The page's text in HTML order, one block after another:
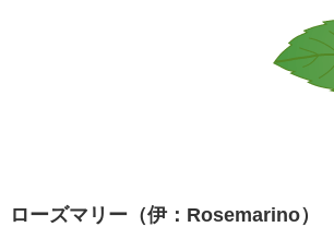
ローズマリー（伊：Rosemarino）